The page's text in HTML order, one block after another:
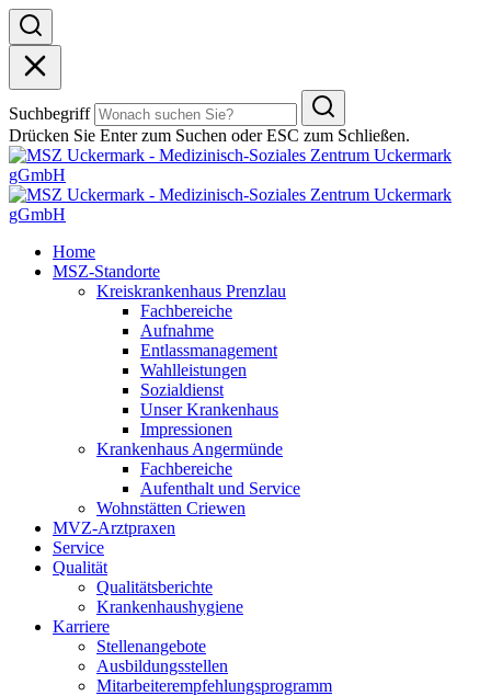
Suchbegriff
Drücken Sie Enterzum Suchen oderESC zum Schließen.
Home
MSZ-Standorte
Kreiskrankenhaus Prenzlau
Fachbereiche
Aufnahme
Entlassmanagement
Wahlleistungen
Sozialdienst
Unser Krankenhaus
Impressionen
Krankenhaus Angermünde
Fachbereiche
Aufenthalt und Service
Wohnstätten Criewen
MVZ-Arztpraxen
Service
Qualität
Qualitätsberichte
Krankenhaushygiene
Karriere
Stellenangebote
Ausbildungsstellen
Mitarbeiterempfehlungsprogramm